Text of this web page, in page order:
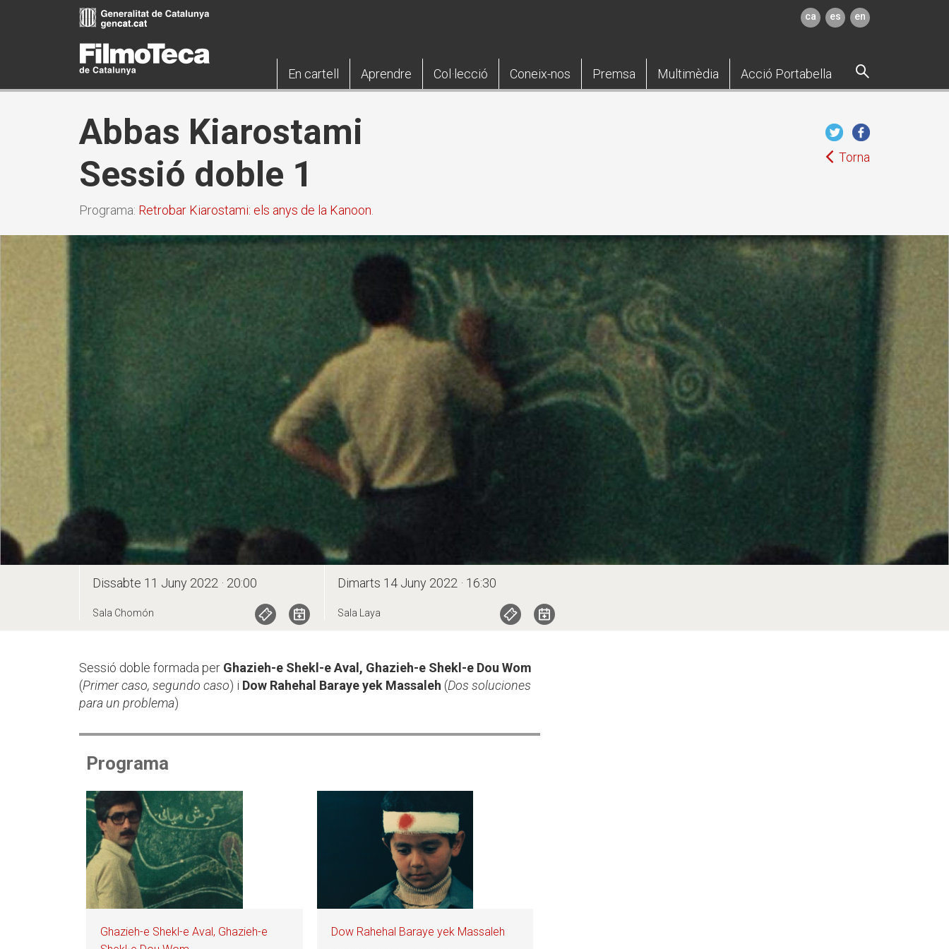
ca es en
En cartell Aprendre Col·lecció Coneix-nos Premsa Multimèdia Acció Portabella
Abbas Kiarostami
Sessió doble 1
Programa: Retrobar Kiarostami: els anys de la Kanoon
Torna
Dissabte 11 Juny 2022 · 20:00
Sala Chomón
Dimarts 14 Juny 2022 · 16:30
Sala Laya
Sessió doble formada per Ghazieh-e Shekl-e Aval, Ghazieh-e Shekl-e Dou Wom
(Primer caso, segundo caso) i Dow Rahehal Baraye yek Massaleh (Dos soluciones
para un problema)
Programa
Ghazieh-e Shekl-e Aval, Ghazieh-e
Dow Rahehal Baraye yek Massaleh